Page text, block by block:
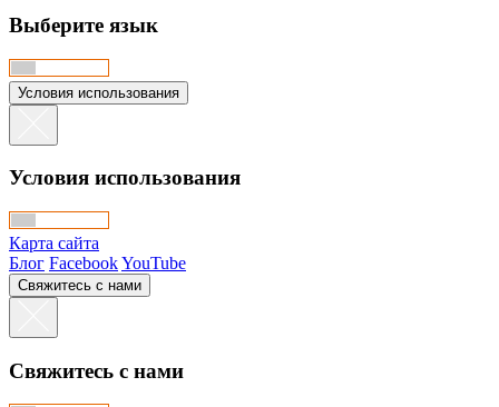
Выберите язык
Условия использования
Условия использования
Карта сайта
Блог FacebookYouTube
Свяжитесь с нами
Свяжитесь с нами